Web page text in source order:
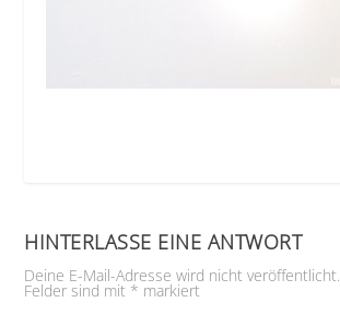
HINTERLASSE EINE ANTWORT
Deine E-Mail-Adresse wird nicht veröffentlicht.
Felder sind mit * markiert